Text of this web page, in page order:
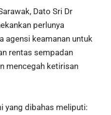
Dato Sri Dr
perlunya
agensi keamanan untuk
rentas sempadan
mencegah ketirisan
yang dibahas meliputi: